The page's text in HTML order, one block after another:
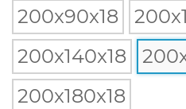
200x90x18
200x140x18
200x180x18